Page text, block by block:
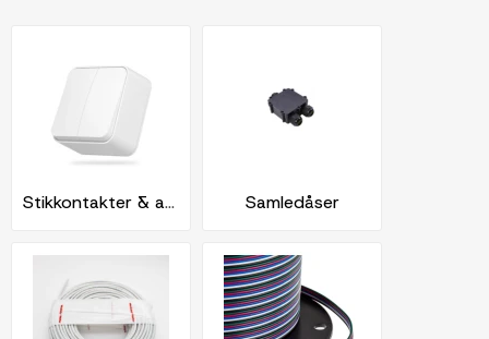
Stikkontakter & afbrydere Samledåser